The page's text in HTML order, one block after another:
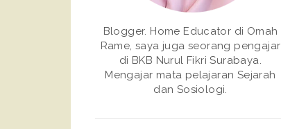
Blogger. Home Educator di Omah
Rame, saya juga seorang pengajar
di BKB Nurul Fikri Surabaya.
Mengajar mata pelajaran Sejarah
dan Sosiologi.